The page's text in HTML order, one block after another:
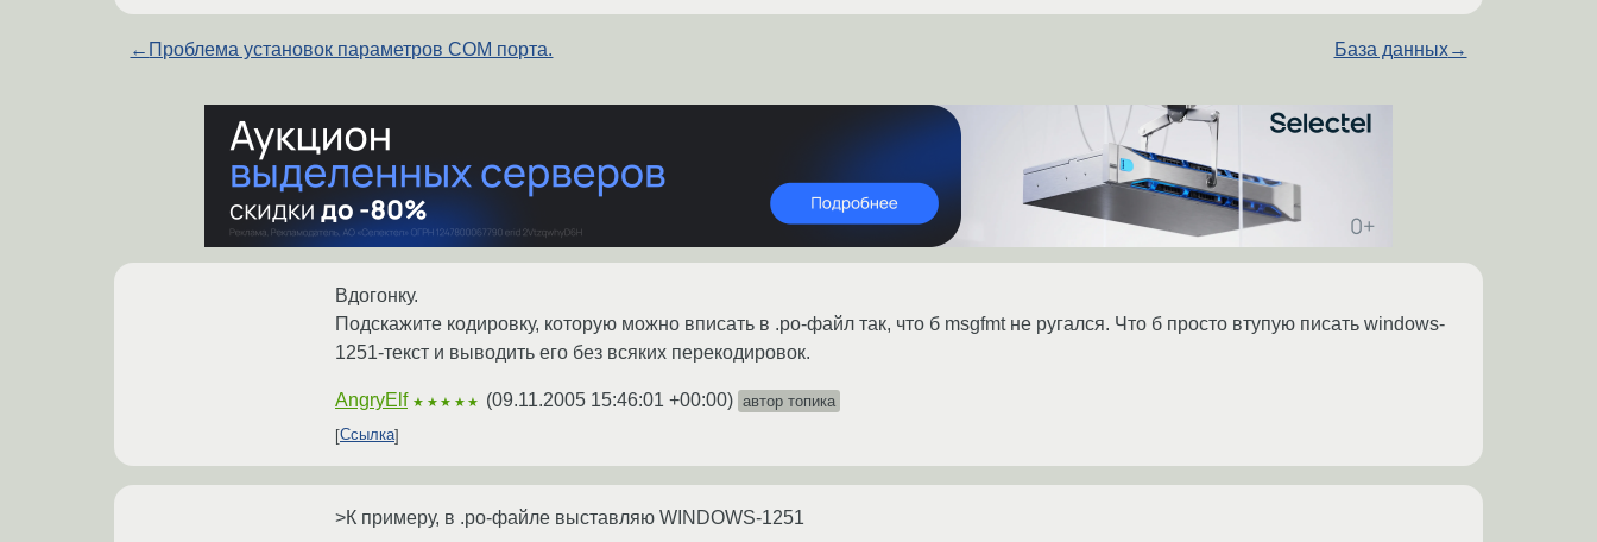
← Проблема установок параметров СОМ порта. База данных→
Вдогонку.
Подскажите кодировку, которую можно вписать в .po-файл так, что б msgfmt не ругался. Что б просто втупую писать windows-
1251-текст и выводить его без всяких перекодировок.
AngryElf ★★★★★ (09.11.2005 15:46:01 +00:00) автор топика
Ссылка
>К примеру, в .po-файле выставляю WINDOWS-1251